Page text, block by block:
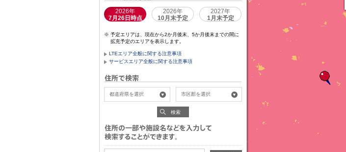
2026年
7月26日時点
2026年
10月末予定
2027年
1月末予定
予定エリアは、現在から2か月後末、5か月後末までの間に
拡充予定のエリアを表示します。
LTEエリア全般に関する注意事項
サービスエリア全般に関する注意事項
検索